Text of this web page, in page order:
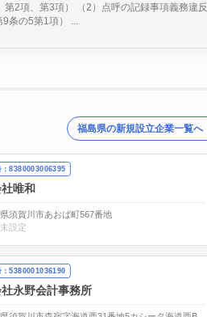
2項、第3項） （2）点呼の記録事項義務違反
9条の5第1項） ...
福島県の新規設立企業一覧へ
：8380003006395
唯和
須賀川市あおば町567番地
設定
：5380001036190
永野会計事務所